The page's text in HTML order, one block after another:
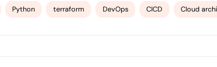
What I offer: - Cloud migration : Move your applicat…
Python terraform DevOps CICD Cloud